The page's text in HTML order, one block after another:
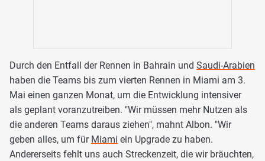
Durch den Entfall der Rennen in Bahrain und Saudi-Arabien
haben die Teams bis zum vierten Rennen in Miami am 3.
Mai einen ganzen Monat, um die Entwicklung intensiver
als geplant voranzutreiben. "Wir müssen mehr Nutzen als
die anderen Teams daraus ziehen", mahnt Albon. "Wir
geben alles, um für Miami ein Upgrade zu haben.
Andererseits fehlt uns auch Streckenzeit, die wir bräuchten,